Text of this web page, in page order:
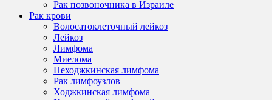
Рак позвоночника в Израиле
Рак крови
Волосатоклеточный лейкоз
Лейкоз
Лимфома
Миелома
Неходжкинская лимфома
Рак лимфоузлов
Ходжкинская лимфома